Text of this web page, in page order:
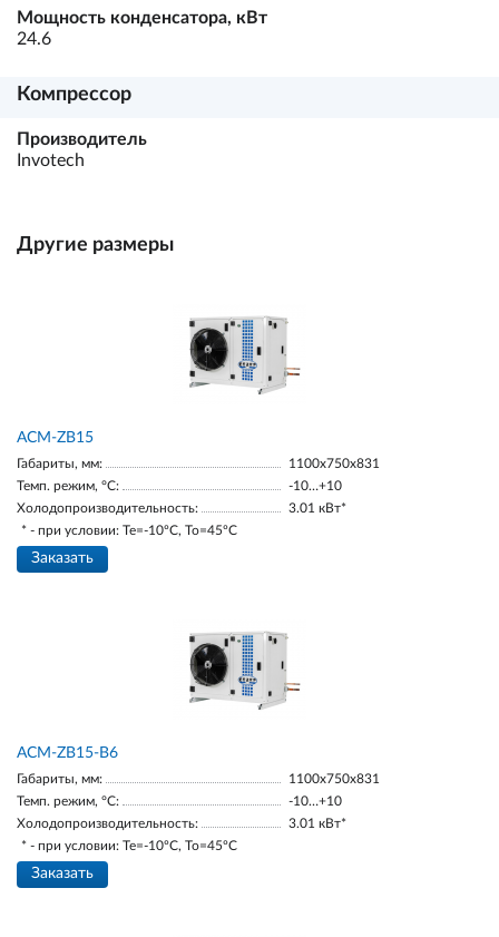
Мощность конденсатора, кВт
24.6
Компрессор
Производитель
Invotech
Другие размеры
ACM-ZB15
Габариты, мм:
1100х750х831
Темп. режим, °С:
-10…+10
Холодопроизводительность:
3.01 кВт*
* - при условии: Te=-10ºC, To=45ºC
Заказать
ACM-ZB15-В6
Габариты, мм:
1100х750х831
Темп. режим, °С:
-10…+10
Холодопроизводительность:
3.01 кВт*
* - при условии: Te=-10ºC, To=45ºC
Заказать